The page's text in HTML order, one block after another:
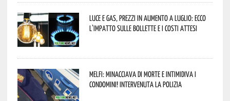
Luce e gas, prezzi in aumento a luglio: ecco
l’impatto sulle bollette e i costi attesi
Melfi: minacciava di morte e intimidiva i
condomini! Intervenuta la Polizia